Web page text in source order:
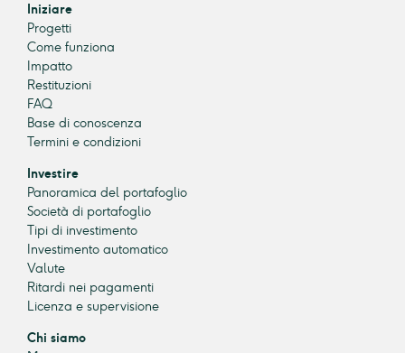
Iniziare
Progetti
Come funziona
Impatto
Restituzioni
FAQ
Base di conoscenza
Termini e condizioni
Investire
Panoramica del portafoglio
Società di portafoglio
Tipi di investimento
Investimento automatico
Valute
Ritardi nei pagamenti
Licenza e supervisione
Chi siamo